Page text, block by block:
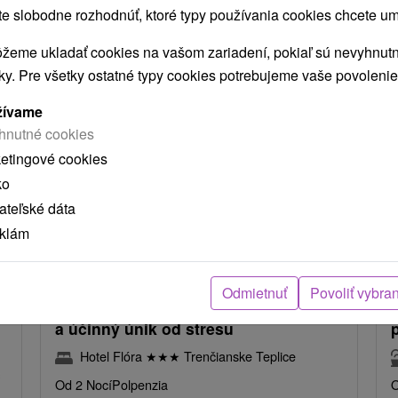
TIEŽ ZAUJÍMAŤ
Intenzívny MINI RELAX pobyt: Rýchly
a účinný únik od stresu
Hotel Flóra ★★★ Trenčianske Teplice
Od 2 NocíPolpenzia
slobodne rozhodnúť, ktoré typy používania cookies chcete
ukladať cookies na vašom zariadení, pokiaľ sú
Pre všetky ostatné typy cookies potrebujeme vaše
cookies
cookies
dáta
Odmietnuť Povoliť